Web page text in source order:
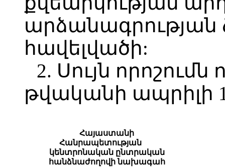
արձանագրության
հավելվածի:
2. Սույն որոշումն
թվականի ապրիլի
Հայաստանի
Հանրապետության
կենտրոնական ընտրական
հանձնաժողովի նախագահ